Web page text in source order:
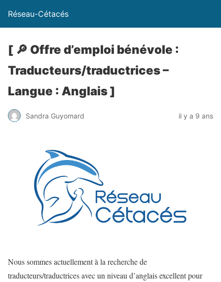
Réseau-Cétacés
[ 🔎 Offre d’emploi bénévole :
Traducteurs/traductrices –
Langue : Anglais ]
Sandra Guyomard il y a 9 ans
Nous sommes actuellement à la recherche de
traducteurs/traductrices avec un niveau d’anglais excellent pour